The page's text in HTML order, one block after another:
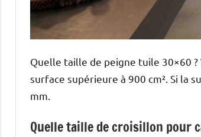
Quelle taille de peigne tuile 30×60
surface supérieure à 900 cm². Si la
mm.
Quelle taille de croisillon pour